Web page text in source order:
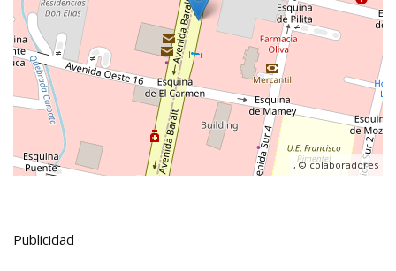
, ©colaboradores
Publicidad